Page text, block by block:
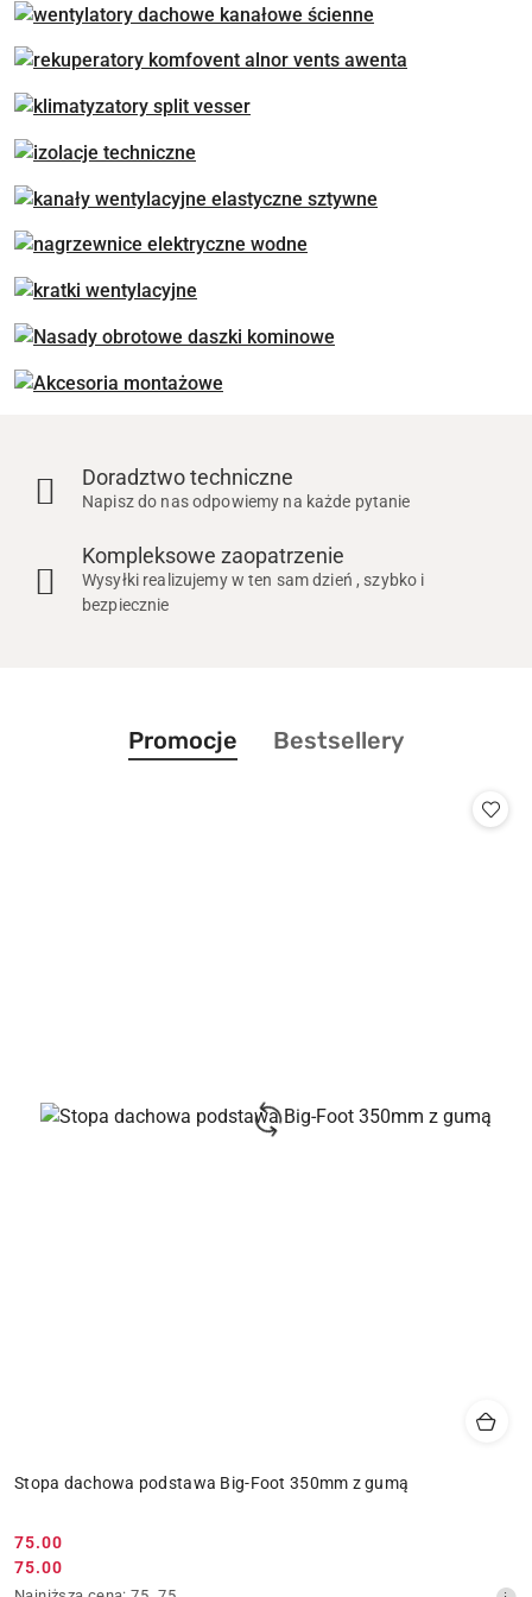
Doradztwo techniczne
Napisz do nas odpowiemy na każde pytanie
Kompleksowe zaopatrzenie
Wysyłki realizujemy w ten sam dzień , szybko i
bezpiecznie
Pomiń karuzelę produktów
Produkty
o
Promocje
Produkty
Bestsellery
Stopa dachowa podstawa Big-Foot 350mm z gumą
Cena
promocyjna:
75.00
Cena
75.00